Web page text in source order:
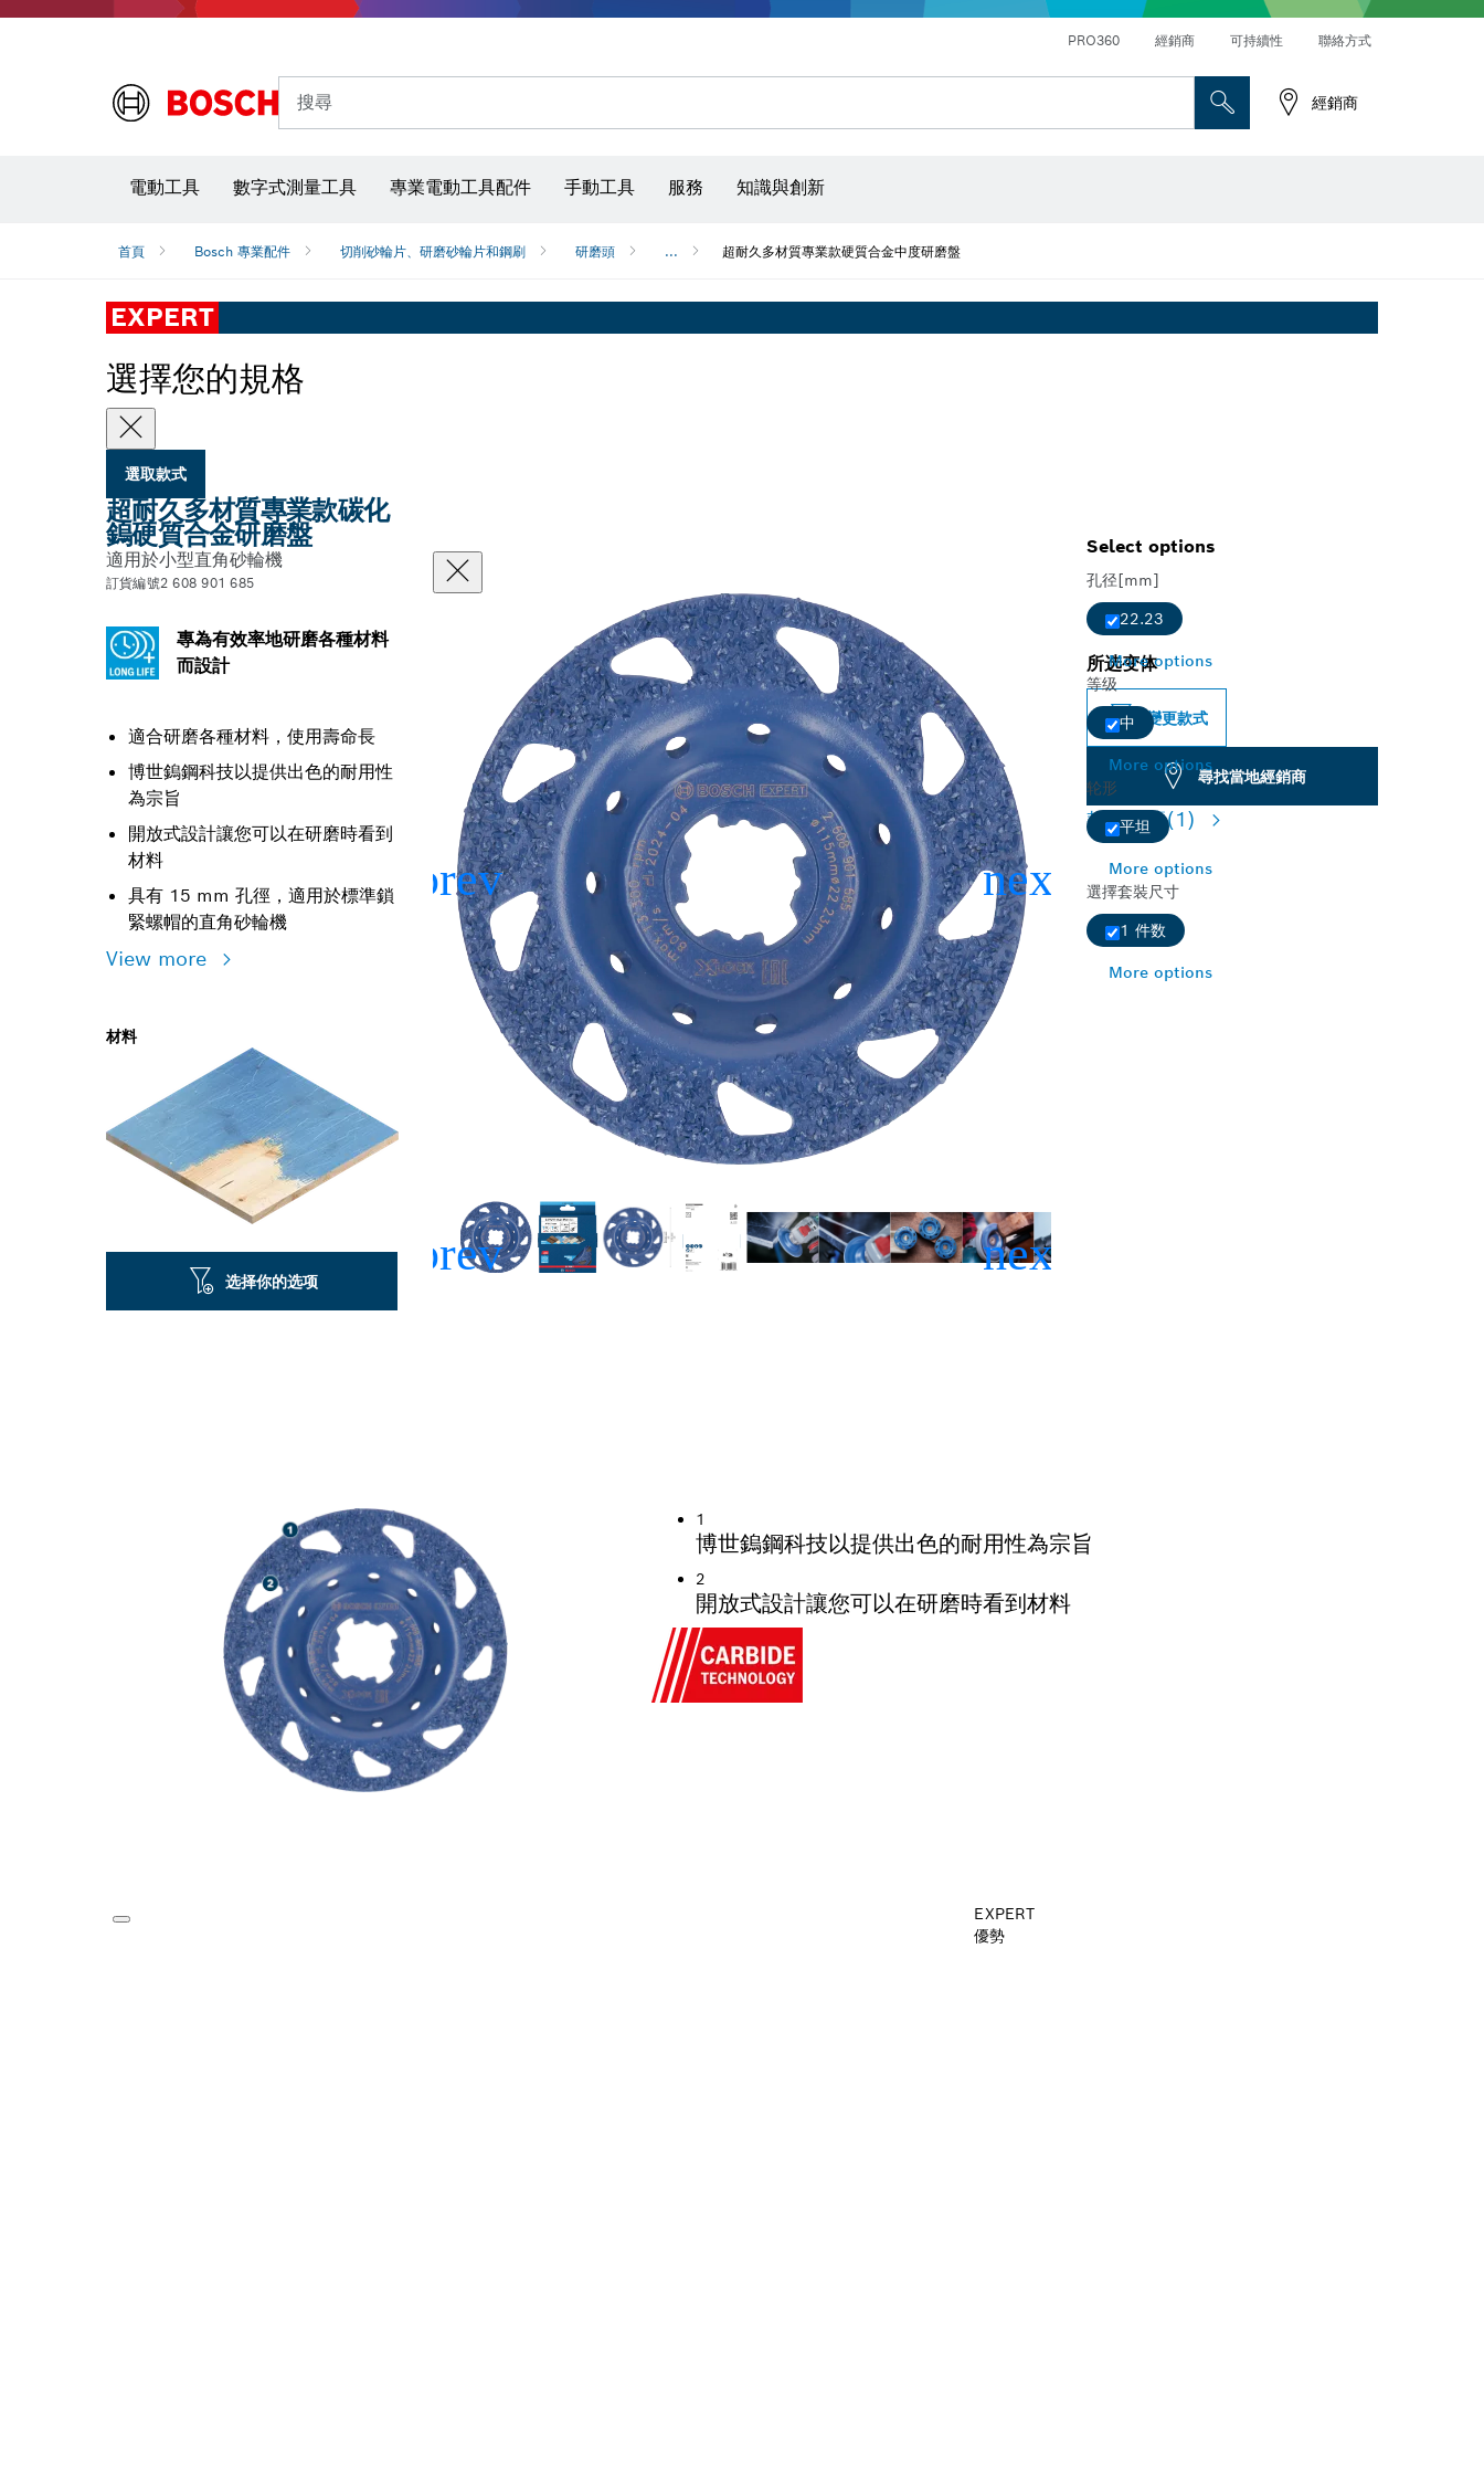
PRO360 經銷商 可持續性 聯絡方式
搜尋 經銷商
電動工具 數字式測量工具 專業電動工具配件 手動工具 服務 知識與創新
首頁 Bosch 專業配件 切削砂輪片、研磨砂輪片和鋼刷 研磨頭 ... 超耐久多材質專業款硬質合金中度研磨盤
EXPERT
選擇您的規格
選取款式
超耐久多材質專業款碳化
鎢硬質合金研磨盤
適用於小型直角砂輪機
訂貨編號2 608 901 685
專為有效率地研磨各種材料
而設計
適合研磨各種材料，使用壽命長
博世鎢鋼科技以提供出色的耐用性
為宗旨
開放式設計讓您可以在研磨時看到
材料
具有 15 mm 孔徑，適用於標準鎖
緊螺帽的直角砂輪機
View more
材料
选择你的选项
Select options
孔径[mm]
22.23
More options
等级
中
More options
轮形
平坦
More options
選擇套裝尺寸
1 件数
More options
所选变体
變更款式
尋找當地經銷商
款式總覽(1)
1
博世鎢鋼科技以提供出色的耐用性為宗旨
2
開放式設計讓您可以在研磨時看到材料
EXPERT
優勢